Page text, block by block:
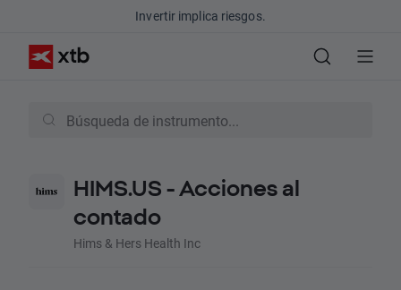
Invertir implica riesgos.
HIMS.US - Acciones al
contado
Hims & Hers Health Inc